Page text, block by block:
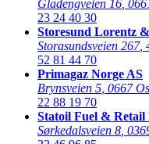
Gladengveien 16
23 24 40 30
Storesund Lorentz
Storasundsveien 267,
52 81 44 70
Primagaz Norge AS
Brynsveien 5 0667
22 88 19 70
Statoil Fuel & Retail
Sørkedalsveien 8